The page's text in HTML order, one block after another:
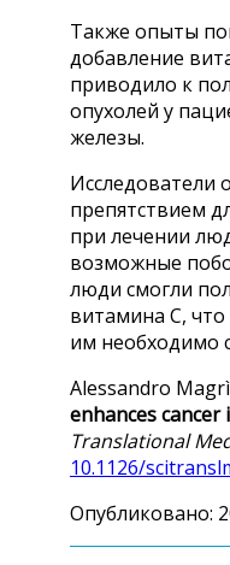
Также опыты
добавление
приводило к
опухолей у
железы.
Исследователи
препятствием
при лечении
возможные
люди смогли
витамина С,
им необходимо
Alessandro
enhances
Translational
10.1126/
Опубликовано: